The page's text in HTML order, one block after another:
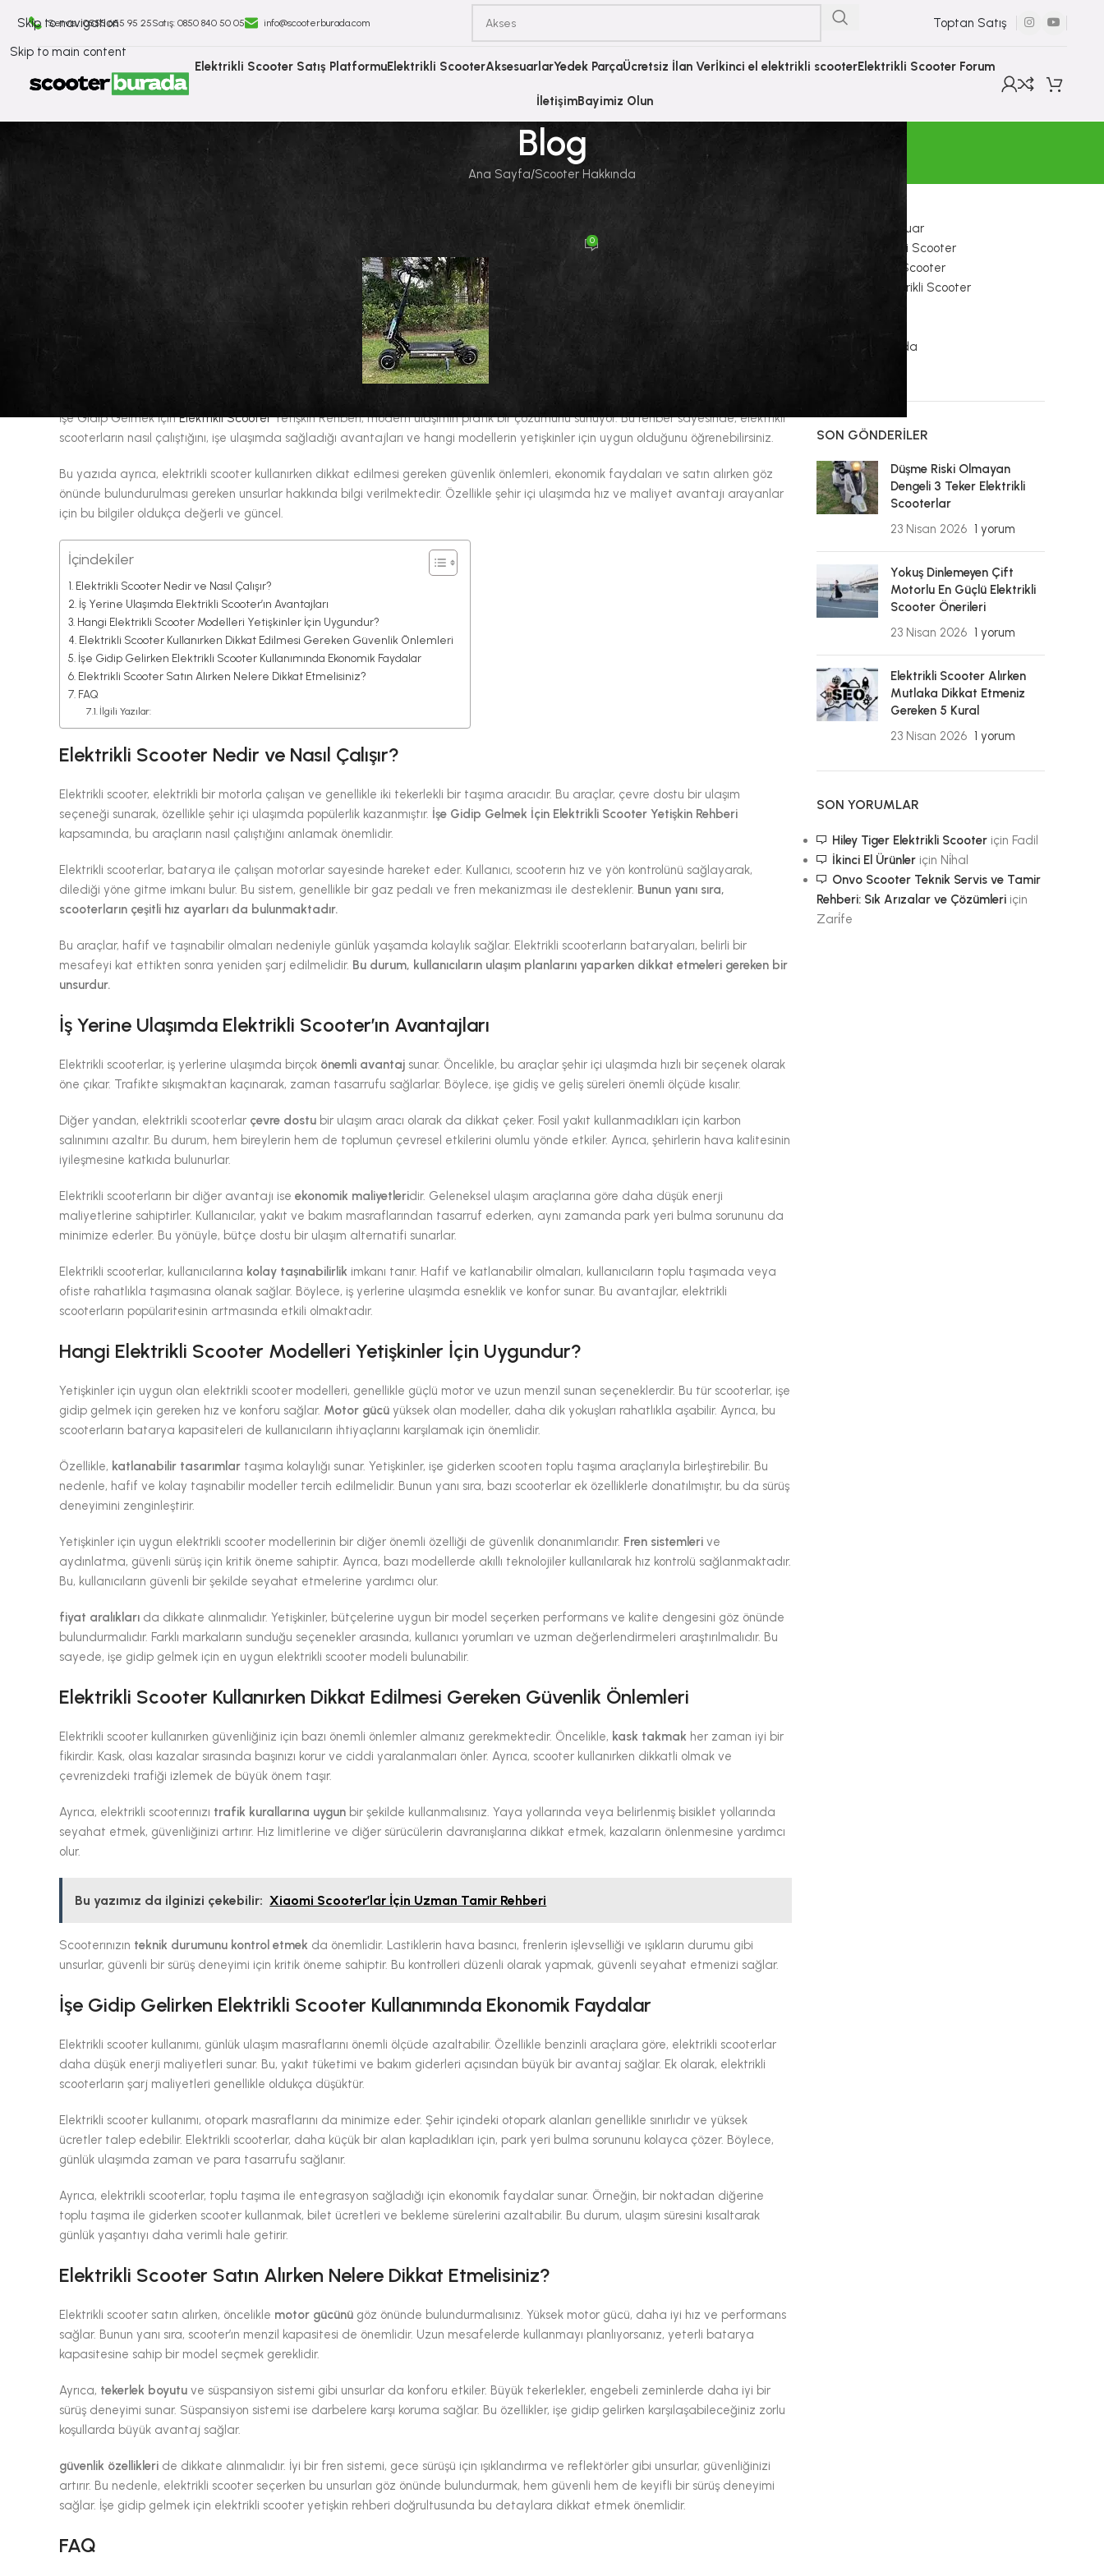
Skip to navigation
Skip to main content
Servis : 0555 655 95 25Satış: ⁠0850 840 50 05 info@scooterburada.com Toptan Satış
Elektrikli Scooter Satış PlatformuElektrikli ScooterAksesuarlarYedek ParçaÜcretsiz İlan Verİkinci el elektrikli scooterElektrikli Scooter Forum
İletişimBayimiz Olun
Blog
Ana Sayfa Scooter Hakkında
Açık 23 Nisan 2026 0
İşe Gidip Gelmek İçinElektrikli ScooterYetişkin Rehberi, modern ulaşımın pratik bir çözümünü sunuyor. Bu rehber sayesinde, elektrikli
scooterların nasıl çalıştığını, işe ulaşımda sağladığı avantajları ve hangi modellerin yetişkinler için uygun olduğunu öğrenebilirsiniz.
Bu yazıda ayrıca, elektrikli scooter kullanırken dikkat edilmesi gereken güvenlik önlemleri, ekonomik faydaları ve satın alırken göz
önünde bulundurulması gereken unsurlar hakkında bilgi verilmektedir. Özellikle şehir içi ulaşımda hız ve maliyet avantajı arayanlar
için bu bilgiler oldukça değerli ve güncel.
İçindekiler
Elektrikli Scooter Nedir ve Nasıl Çalışır?
İş Yerine Ulaşımda Elektrikli Scooter’ın Avantajları
Hangi Elektrikli Scooter Modelleri Yetişkinler İçin Uygundur?
Elektrikli Scooter Kullanırken Dikkat Edilmesi Gereken Güvenlik Önlemleri
İşe Gidip Gelirken Elektrikli Scooter Kullanımında Ekonomik Faydalar
Elektrikli Scooter Satın Alırken Nelere Dikkat Etmelisiniz?
FAQ
İlgili Yazılar:
Elektrikli Scooter Nedir ve Nasıl Çalışır?
Elektrikli scooter, elektrikli bir motorla çalışan ve genellikle iki tekerlekli bir taşıma aracıdır. Bu araçlar, çevre dostu bir ulaşım
seçeneği sunarak, özellikle şehir içi ulaşımda popülerlik kazanmıştır. İşe Gidip Gelmek İçin Elektrikli Scooter Yetişkin Rehberi
kapsamında, bu araçların nasıl çalıştığını anlamak önemlidir.
Elektrikli scooterlar, batarya ile çalışan motorlar sayesinde hareket eder. Kullanıcı, scooterın hız ve yön kontrolünü sağlayarak,
dilediği yöne gitme imkanı bulur. Bu sistem, genellikle bir gaz pedalı ve fren mekanizması ile desteklenir. Bunun yanı sıra,
scooterların çeşitli hız ayarları da bulunmaktadır.
Bu araçlar, hafif ve taşınabilir olmaları nedeniyle günlük yaşamda kolaylık sağlar. Elektrikli scooterların bataryaları, belirli bir
mesafeyi kat ettikten sonra yeniden şarj edilmelidir. Bu durum, kullanıcıların ulaşım planlarını yaparken dikkat etmeleri gereken bir
unsurdur.
İş Yerine Ulaşımda Elektrikli Scooter’ın Avantajları
Elektrikli scooterlar, iş yerlerine ulaşımda birçok önemli avantaj sunar. Öncelikle, bu araçlar şehir içi ulaşımda hızlı bir seçenek olarak
öne çıkar. Trafikte sıkışmaktan kaçınarak, zaman tasarrufu sağlarlar. Böylece, işe gidiş ve geliş süreleri önemli ölçüde kısalır.
Diğer yandan, elektrikli scooterlar çevre dostu bir ulaşım aracı olarak da dikkat çeker. Fosil yakıt kullanmadıkları için karbon
salınımını azaltır. Bu durum, hem bireylerin hem de toplumun çevresel etkilerini olumlu yönde etkiler. Ayrıca, şehirlerin hava kalitesinin
iyileşmesine katkıda bulunurlar.
Elektrikli scooterların bir diğer avantajı iseekonomik maliyetleridir. Geleneksel ulaşım araçlarına göre daha düşük enerji
maliyetlerine sahiptirler. Kullanıcılar, yakıt ve bakım masraflarından tasarruf ederken, aynı zamanda park yeri bulma sorununu da
minimize ederler. Bu yönüyle, bütçe dostu bir ulaşım alternatifi sunarlar.
Elektrikli scooterlar, kullanıcılarına kolay taşınabilirlik imkanı tanır. Hafif ve katlanabilir olmaları, kullanıcıların toplu taşımada veya
ofiste rahatlıkla taşımasına olanak sağlar. Böylece, iş yerlerine ulaşımda esneklik ve konfor sunar. Bu avantajlar, elektrikli
scooterların popülaritesinin artmasında etkili olmaktadır.
Hangi Elektrikli Scooter Modelleri Yetişkinler İçin Uygundur?
Yetişkinler için uygun olan elektrikli scooter modelleri, genellikle güçlü motor ve uzun menzil sunan seçeneklerdir. Bu tür scooterlar, işe
gidip gelmek için gereken hız ve konforu sağlar. Motor gücü yüksek olan modeller, daha dik yokuşları rahatlıkla aşabilir. Ayrıca, bu
scooterların batarya kapasiteleri de kullanıcıların ihtiyaçlarını karşılamak için önemlidir.
Özellikle, katlanabilir tasarımlar taşıma kolaylığı sunar. Yetişkinler, işe giderken scooterı toplu taşıma araçlarıyla birleştirebilir. Bu
nedenle, hafif ve kolay taşınabilir modeller tercih edilmelidir. Bunun yanı sıra, bazı scooterlar ek özelliklerle donatılmıştır, bu da sürüş
deneyimini zenginleştirir.
Yetişkinler için uygun elektrikli scooter modellerinin bir diğer önemli özelliği de güvenlik donanımlarıdır. Fren sistemleri ve
aydınlatma, güvenli sürüş için kritik öneme sahiptir. Ayrıca, bazı modellerde akıllı teknolojiler kullanılarak hız kontrolü sağlanmaktadır.
Bu, kullanıcıların güvenli bir şekilde seyahat etmelerine yardımcı olur.
fiyat aralıkları da dikkate alınmalıdır. Yetişkinler, bütçelerine uygun bir model seçerken performans ve kalite dengesini göz önünde
bulundurmalıdır. Farklı markaların sunduğu seçenekler arasında, kullanıcı yorumları ve uzman değerlendirmeleri araştırılmalıdır. Bu
sayede, işe gidip gelmek için en uygun elektrikli scooter modeli bulunabilir.
Elektrikli Scooter Kullanırken Dikkat Edilmesi Gereken Güvenlik Önlemleri
Elektrikli scooter kullanırken güvenliğiniz için bazı önemli önlemler almanız gerekmektedir. Öncelikle, kask takmak her zaman iyi bir
fikirdir. Kask, olası kazalar sırasında başınızı korur ve ciddi yaralanmaları önler. Ayrıca, scooter kullanırken dikkatli olmak ve
çevrenizdeki trafiği izlemek de büyük önem taşır.
Ayrıca, elektrikli scooterınızı trafik kurallarına uygun bir şekilde kullanmalısınız. Yaya yollarında veya belirlenmiş bisiklet yollarında
seyahat etmek, güvenliğinizi artırır. Hız limitlerine ve diğer sürücülerin davranışlarına dikkat etmek, kazaların önlenmesine yardımcı
olur.
Bu yazımız da ilginizi çekebilir: Xiaomi Scooter’lar İçin Uzman Tamir Rehberi
Scooterınızın teknik durumunu kontrol etmek da önemlidir. Lastiklerin hava basıncı, frenlerin işlevselliği ve ışıkların durumu gibi
unsurlar, güvenli bir sürüş deneyimi için kritik öneme sahiptir. Bu kontrolleri düzenli olarak yapmak, güvenli seyahat etmenizi sağlar.
İşe Gidip Gelirken Elektrikli Scooter Kullanımında Ekonomik Faydalar
Elektrikli scooter kullanımı, günlük ulaşım masraflarını önemli ölçüde azaltabilir. Özellikle benzinli araçlara göre, elektrikli scooterlar
daha düşük enerji maliyetleri sunar. Bu, yakıt tüketimi ve bakım giderleri açısından büyük bir avantaj sağlar. Ek olarak, elektrikli
scooterların şarj maliyetleri genellikle oldukça düşüktür.
Elektrikli scooter kullanımı, otopark masraflarını da minimize eder. Şehir içindeki otopark alanları genellikle sınırlıdır ve yüksek
ücretler talep edebilir. Elektrikli scooterlar, daha küçük bir alan kapladıkları için, park yeri bulma sorununu kolayca çözer. Böylece,
günlük ulaşımda zaman ve para tasarrufu sağlanır.
Ayrıca, elektrikli scooterlar, toplu taşıma ile entegrasyon sağladığı için ekonomik faydalar sunar. Örneğin, bir noktadan diğerine
toplu taşıma ile giderken scooter kullanmak, bilet ücretleri ve bekleme sürelerini azaltabilir. Bu durum, ulaşım süresini kısaltarak
günlük yaşantıyı daha verimli hale getirir.
Elektrikli Scooter Satın Alırken Nelere Dikkat Etmelisiniz?
Elektrikli scooter satın alırken, öncelikle motor gücünü göz önünde bulundurmalısınız. Yüksek motor gücü, daha iyi hız ve performans
sağlar. Bunun yanı sıra, scooter’ın menzil kapasitesi de önemlidir. Uzun mesafelerde kullanmayı planlıyorsanız, yeterli batarya
kapasitesine sahip bir model seçmek gereklidir.
Ayrıca, tekerlek boyutu ve süspansiyon sistemi gibi unsurlar da konforu etkiler. Büyük tekerlekler, engebeli zeminlerde daha iyi bir
sürüş deneyimi sunar. Süspansiyon sistemi ise darbelere karşı koruma sağlar. Bu özellikler, işe gidip gelirken karşılaşabileceğiniz zorlu
koşullarda büyük avantaj sağlar.
güvenlik özellikleri de dikkate alınmalıdır. İyi bir fren sistemi, gece sürüşü için ışıklandırma ve reflektörler gibi unsurlar, güvenliğinizi
artırır. Bu nedenle, elektrikli scooter seçerken bu unsurları göz önünde bulundurmak, hem güvenli hem de keyifli bir sürüş deneyimi
sağlar. İşe gidip gelmek için elektrikli scooter yetişkin rehberi doğrultusunda bu detaylara dikkat etmek önemlidir.
FAQ
E Scooter Aksesuar
Electron Elektrikli Scooter
Elektrikli Çocuk Scooter
Hiley Tiger Elektrikli Scooter
Scooter Hakkında
Sıfır Ürünler
SON GÖNDERILER
Düşme Riski Olmayan
Dengeli 3 Teker Elektrikli
Scooterlar
23 Nisan 2026 1 yorum
Yokuş Dinlemeyen Çift
Motorlu En Güçlü Elektrikli
Scooter Önerileri
23 Nisan 2026 1 yorum
Elektrikli Scooter Alırken
Mutlaka Dikkat Etmeniz
Gereken 5 Kural
23 Nisan 2026 1 yorum
SON YORUMLAR
Hiley Tiger Elektrikli Scooter için Fadil
İkinci El Ürünler için Ni̇hal
Onvo Scooter Teknik Servis ve Tamir
Rehberi: Sık Arızalar ve Çözümleri için
Zari̇fe